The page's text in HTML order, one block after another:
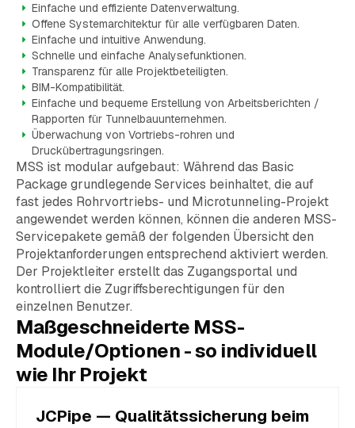
Einfache und effiziente Datenverwaltung.
Offene Systemarchitektur für alle verfügbaren Daten.
Einfache und intuitive Anwendung.
Schnelle und einfache Analysefunktionen.
Transparenz für alle Projektbeteiligten.
BIM-Kompatibilität.
Einfache und bequeme Erstellung von Arbeitsberichten /
Rapporten für Tunnelbauunternehmen.
Überwachung von Vortriebs-rohren und
Druckübertragungsringen.
MSS ist modular aufgebaut: Während das Basic
Package grundlegende Services beinhaltet, die auf
fast jedes Rohrvortriebs- und Microtunneling-Projekt
angewendet werden können, können die anderen MSS-
Servicepakete gemäß der folgenden Übersicht den
Projektanforderungen entsprechend aktiviert werden.
Der Projektleiter erstellt das Zugangsportal und
kontrolliert die Zugriffsberechtigungen für den
einzelnen Benutzer.
Maßgeschneiderte MSS-
Module/Optionen - so individuell
wie Ihr Projekt
JCPipe — Qualitätssicherung beim